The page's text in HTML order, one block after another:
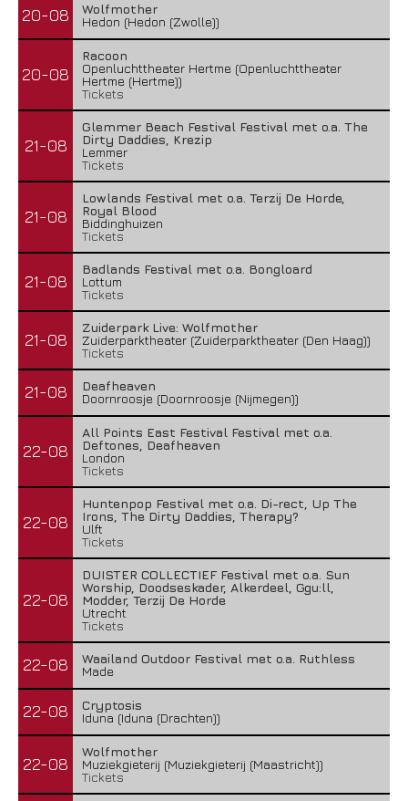
20-08
Wolfmother
Hedon (Hedon (Zwolle))
20-08
Racoon
Openluchttheater Hertme (Openluchttheater
Hertme (Hertme))
Tickets
21-08
Glemmer Beach Festival Festival met o.a. The
Dirty Daddies, Krezip
Lemmer
Tickets
21-08
Lowlands Festival met o.a. Terzij De Horde,
Royal Blood
Biddinghuizen
Tickets
21-08
Badlands Festival met o.a. Bongloard
Lottum
Tickets
21-08
Zuiderpark Live: Wolfmother
Zuiderparktheater (Zuiderparktheater (Den Haag))
Tickets
21-08
Deafheaven
Doornroosje (Doornroosje (Nijmegen))
22-08
All Points East Festival Festival met o.a.
Deftones, Deafheaven
London
Tickets
22-08
Huntenpop Festival met o.a. Di-rect, Up The
Irons, The Dirty Daddies, Therapy?
Ulft
Tickets
22-08
DUISTER COLLECTIEF Festival met o.a. Sun
Worship, Doodseskader, Alkerdeel, Ggu:ll,
Modder, Terzij De Horde
Utrecht
Tickets
22-08
Waailand Outdoor Festival met o.a. Ruthless
Made
22-08
Cryptosis
Iduna (Iduna (Drachten))
22-08
Wolfmother
Muziekgieterij (Muziekgieterij (Maastricht))
Tickets